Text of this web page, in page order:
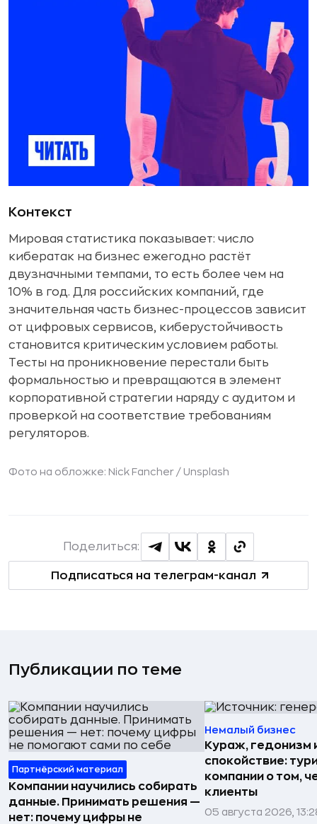
Контекст
Мировая статистика показывает: число
кибератак на бизнес ежегодно растёт
двузначными темпами, то есть более чем на
10% в год. Для российских компаний, где
значительная часть бизнес-процессов зависит
от цифровых сервисов, киберустойчивость
становится критическим условием работы.
Тесты на проникновение перестали быть
формальностью и превращаются в элемент
корпоративной стратегии наряду с аудитом и
проверкой на соответствие требованиям
регуляторов.
Фото на обложке: Nick Fancher / Unsplash
Подписаться на телеграм-канал
Поделиться:
Публикации по теме
Партнёрский материал
Компании научились собирать
данные. Принимать решения —
нет: почему цифры не
Немалый бизнес
Кураж, гедонизм
спокойствие:
компании о том,
клиенты
05 августа 2026,